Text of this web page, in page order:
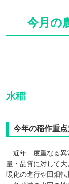
今月の
水稲
今年の稲作重
近年、度重なる異
量・品質に対して
暖化の進行や田畑転